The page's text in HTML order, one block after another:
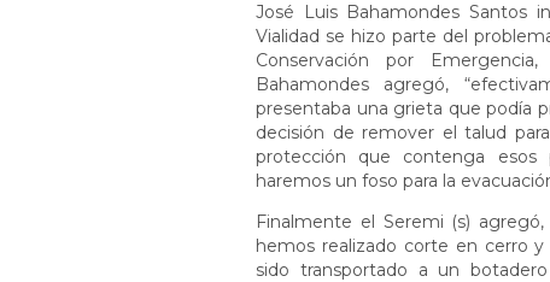
José Luis Bahamondes Santos
Vialidad se hizo parte del
Conservación por
Bahamondes agregó,
presentaba una grieta que podía
decisión de remover el talud
protección que contenga esos
haremos un foso para la
Finalmente el Seremi (s)
hemos realizado corte en cerro
sido transportado a un